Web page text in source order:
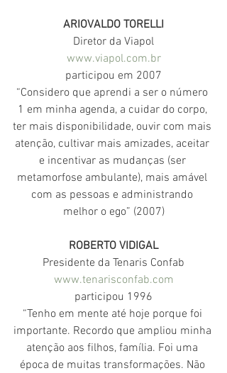
ARIOVALDO TORELLI
Diretor da Viapol
www.viapol.com.br
participou em 2007
“Considero que aprendi a ser o número
1 em minha agenda, a cuidar do corpo,
ter mais disponibilidade, ouvir com mais
atenção, cultivar mais amizades, aceitar
e incentivar as mudanças (ser
metamorfose ambulante), mais amável
com as pessoas e administrando
melhor o ego” (2007)
ROBERTO VIDIGAL
Presidente da Tenaris Confab
www.tenarisconfab.com
participou 1996
“Tenho em mente até hoje porque foi
importante. Recordo que ampliou minha
atenção aos filhos, família. Foi uma
época de muitas transformações. Não